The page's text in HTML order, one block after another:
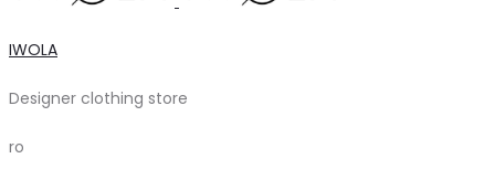
IWOLA
Designer clothing store
ro